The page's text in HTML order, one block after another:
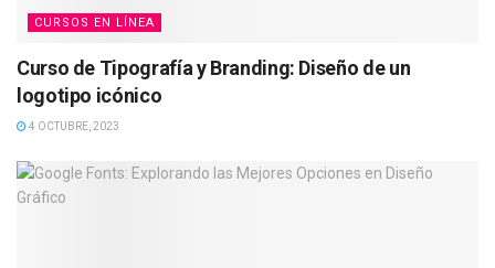
CURSOS EN LÍNEA
Curso de Tipografía y Branding: Diseño de un
logotipo icónico
4 OCTUBRE, 2023